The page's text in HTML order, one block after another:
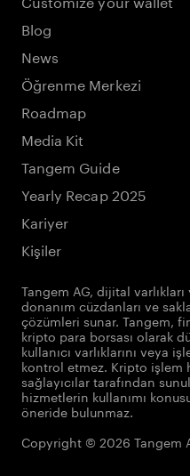
Blog
News
Öğrenme Merkezi
Roadmap
Media Kit
Tangem Guide
Yearly Recap 2025
Kariyer
Kişiler
Tangem AG, dijital
donanım cüzdanları ve
çözümleri sunar. Tangem,
kripto para borsası olarak
kullanıcı varlıklarını veya
kontrol etmez. Kripto işlem
sağlayıcılar tarafından
hizmetlerin kullanımı
öneride bulunmaz.